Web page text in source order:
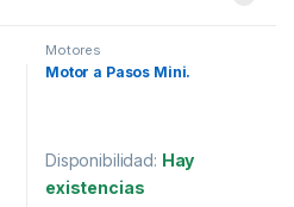
Motores
Motor a Pasos Mini.
Disponibilidad: Hay
existencias